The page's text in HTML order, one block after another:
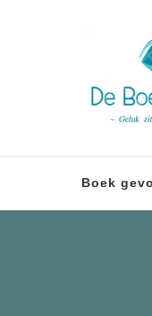
Boek